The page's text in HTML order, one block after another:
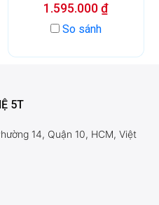
1.595.000₫
So sánh
5T
14, Quận 10, HCM, Việt